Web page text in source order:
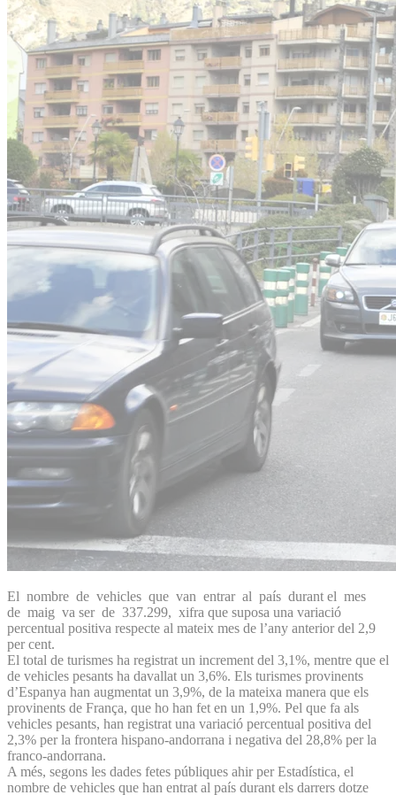
El nombre de vehicles que van entrar al país durant el mes
de maig va ser de 337.299, xifra que suposa una variació
percentual positiva respecte al mateix mes de l’any anterior del 2,9
per cent.
El total de turismes ha registrat un increment del 3,1%, mentre que el
de vehicles pesants ha davallat un 3,6%. Els turismes provinents
d’Espanya han augmentat un 3,9%, de la mateixa manera que els
provinents de França, que ho han fet en un 1,9%. Pel que fa als
vehicles pesants, han registrat una variació percentual positiva del
2,3% per la frontera hispano-andorrana i negativa del 28,8% per la
franco-andorrana.
A més, segons les dades fetes públiques ahir per Estadística, el
nombre de vehicles que han entrat al país durant els darrers dotze